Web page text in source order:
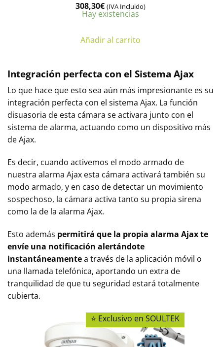
308,30€ (IVA Incluido)
Hay existencias
Añadir al carrito
Integración perfecta con el Sistema Ajax
Lo que hace que esto sea aún más impresionante es su
integración perfecta con el sistema Ajax. La función
disuasoria de esta cámara se activara junto con el
sistema de alarma, actuando como un dispositivo más
de Ajax.
Es decir, cuando activemos el modo armado de
nuestra alarma Ajax esta cámara activará también su
modo armado, y en caso de detectar un movimiento
sospechoso, la cámara activa tanto su propia sirena
como la de la alarma Ajax.
Esto además permitirá que la propia alarma Ajax te
envíe una notificación alertándote
instantáneamentea través de la aplicación móvil o
una llamada telefónica, aportando un extra de
tranquilidad de que tu seguridad estará totalmente
cubierta.
⭐ Exclusivo en SOULTEK